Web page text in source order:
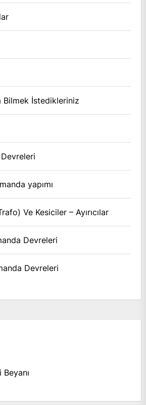
Bilmek İstedikleriniz
yapımı
Ve Kesiciler – Ayırıcılar
Devreleri
Devreleri